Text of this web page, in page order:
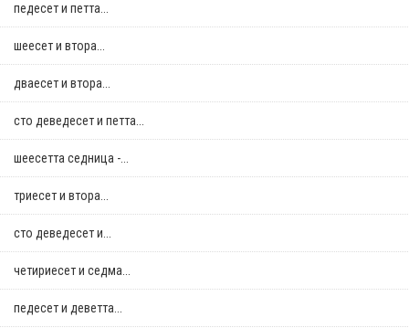
педесет и петта...
шеесет и втора...
дваесет и втора...
сто деведесет и петта...
шеесетта седница -...
триесет и втора...
сто деведесет и...
четириесет и седма...
педесет и деветта...